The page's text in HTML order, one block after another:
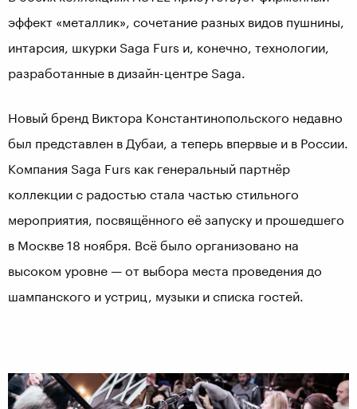
эффект «металлик», сочетание разных видов пушнины,
интарсия, шкурки Saga Furs и, конечно, технологии,
разработанные в дизайн-центре Saga.
Новый бренд Виктора Константинопольского недавно
был представлен в Дубаи, а теперь впервые и в России.
Компания Saga Furs как генеральный партнёр
коллекции с радостью стала частью стильного
мероприятия, посвящённого её запуску и прошедшего
в Москве 18 ноября. Всё было организовано на
высоком уровне — от выбора места проведения до
шампанского и устриц, музыки и списка гостей.